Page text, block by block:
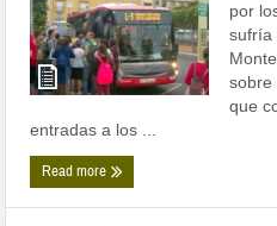
por
sufría
sobre
que
entradas a los ...
Read more